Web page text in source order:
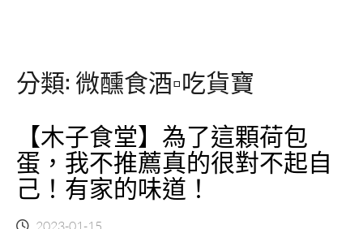
分類: 微醺食酒▫吃貨寶
【木子食堂】為了這顆荷包
蛋，我不推薦真的很對不起自
己！有家的味道！
2023-01-15